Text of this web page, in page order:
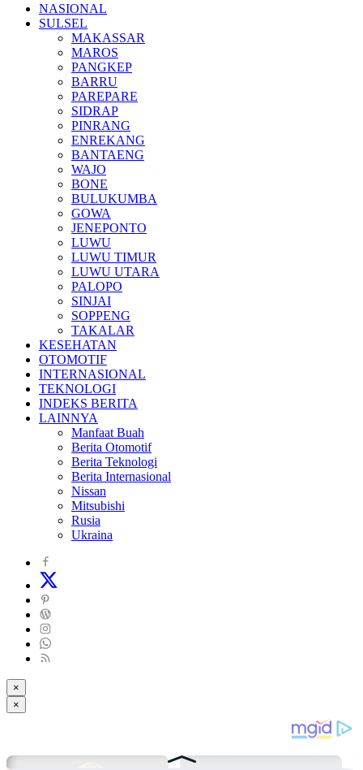
NASIONAL
SULSEL
MAKASSAR
MAROS
PANGKEP
BARRU
PAREPARE
SIDRAP
PINRANG
ENREKANG
BANTAENG
WAJO
BONE
BULUKUMBA
GOWA
JENEPONTO
LUWU
LUWU TIMUR
LUWU UTARA
PALOPO
SINJAI
SOPPENG
TAKALAR
KESEHATAN
OTOMOTIF
INTERNASIONAL
TEKNOLOGI
INDEKS BERITA
LAINNYA
Manfaat Buah
Berita Otomotif
Berita Teknologi
Berita Internasional
Nissan
Mitsubishi
Rusia
Ukraina
×
×